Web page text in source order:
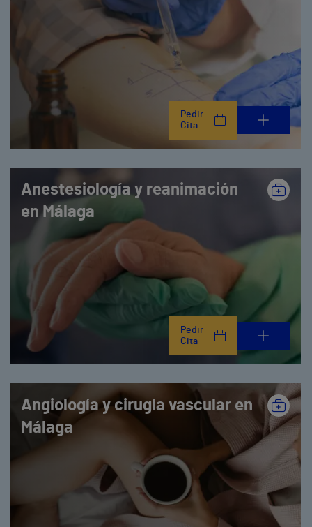
Pedir
Cita
Anestesiología y reanimación
en Málaga
Pedir
Cita
Angiología y cirugía vascular en
Málaga